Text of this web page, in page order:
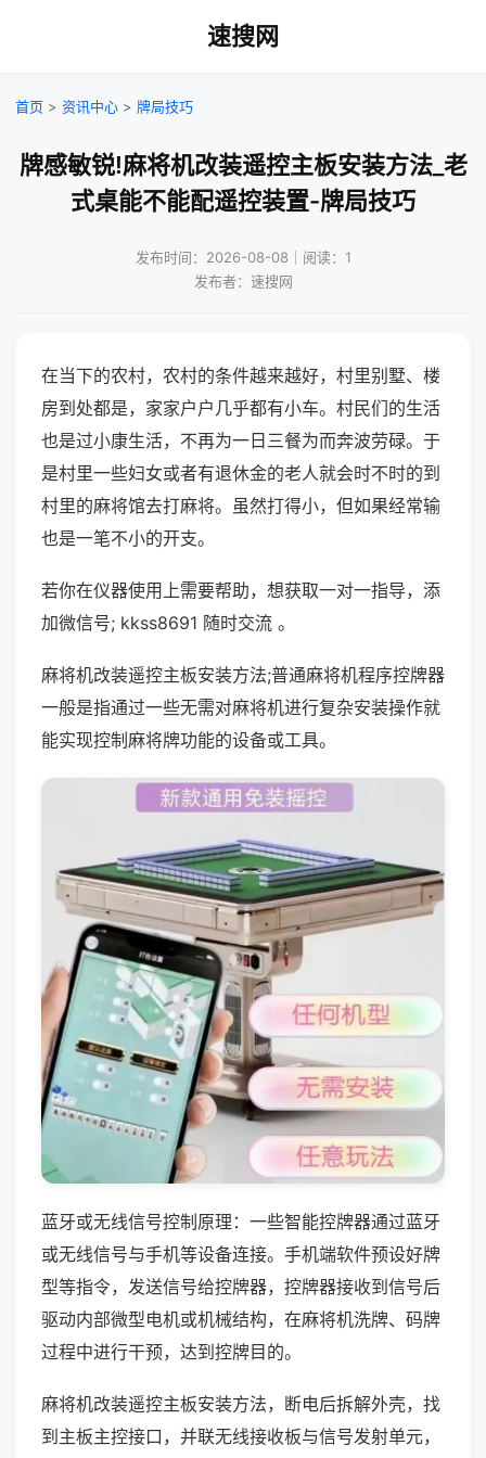
速搜网
首页 > 资讯中心 > 牌局技巧
牌感敏锐!麻将机改装遥控主板安装方法_老
式桌能不能配遥控装置-牌局技巧
发布时间：2026-08-08｜阅读：1
发布者：速搜网
在当下的农村，农村的条件越来越好，村里别墅、楼
房到处都是，家家户户几乎都有小车。村民们的生活
也是过小康生活，不再为一日三餐为而奔波劳碌。于
是村里一些妇女或者有退休金的老人就会时不时的到
村里的麻将馆去打麻将。虽然打得小，但如果经常输
也是一笔不小的开支。
若你在仪器使用上需要帮助，想获取一对一指导，添
加微信号; kkss8691 随时交流 。
麻将机改装遥控主板安装方法;普通麻将机程序控牌器
一般是指通过一些无需对麻将机进行复杂安装操作就
能实现控制麻将牌功能的设备或工具。
蓝牙或无线信号控制原理：一些智能控牌器通过蓝牙
或无线信号与手机等设备连接。手机端软件预设好牌
型等指令，发送信号给控牌器，控牌器接收到信号后
驱动内部微型电机或机械结构，在麻将机洗牌、码牌
过程中进行干预，达到控牌目的。
麻将机改装遥控主板安装方法，断电后拆解外壳，找
到主板主控接口，并联无线接收板与信号发射单元，